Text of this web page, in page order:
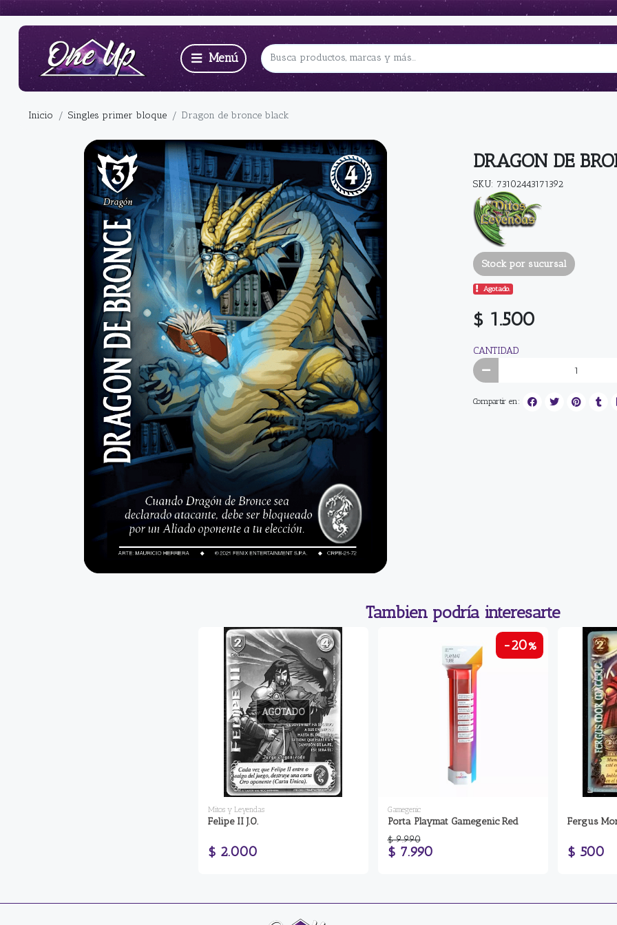
Inicio Singles primer bloque Dragon de bronce black
DRAGON DE
SKU: 73102443171392
Stock por sucursal
Agotado.
$ 1.500
CANTIDAD
Compartir en:
Tambien podría interesarte
AGOTADO
Mitos y Leyendas
Felipe II J.O.
$ 2.000
-20%
Gamegenic
Porta Playmat Gamegenic Red
$ 9.990
$ 7.990
Fergus
$ 500